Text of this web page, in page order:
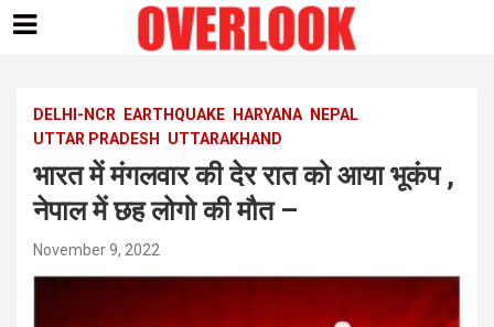
contentDELHI-NCR EARTHQUAKE HARYANA
NEPAL
UTTAR PRADESH
UTTARAKHAND
भारत में मंगलवार की देर रात को आया भूकंप ,
नेपाल में छह लोगो की मौत –
November 9, 2022